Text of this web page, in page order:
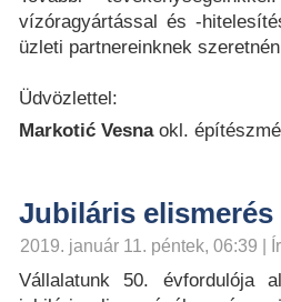
vízóragyártással és -
üzleti partnereinknek
Üdvözlettel:
Markotić Vesnaokl.
Jubiláris elismerés
2019. január 11. péntek, 06:39 |
Vállalatunk 50. évfordulója